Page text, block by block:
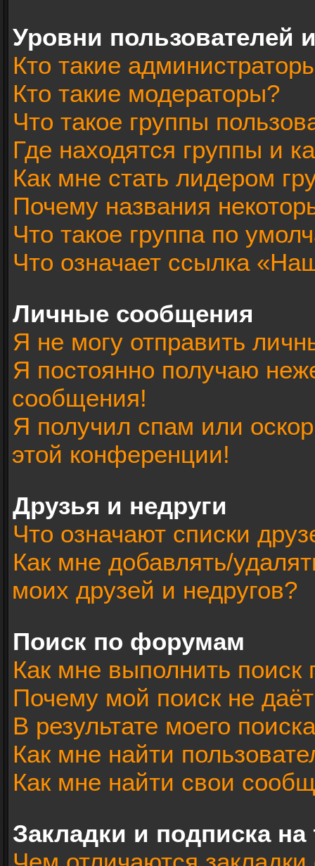
Уровни пользователей
Кто такие
Кто такие модераторы?
Что такое группы
Где находятся группы и
Как мне стать лидером
Почему названия
Что такое группа по
Что означает ссылка
Личные сообщения
Я не могу отправить
Я постоянно получаю
сообщения!
Я получил спам или
этой конференции!
Друзья и недруги
Что означают списки
Как мне добавлять/
моих друзей и недругов?
Поиск по форумам
Как мне выполнить
Почему мой поиск не даёт
В результате моего
Как мне найти
Как мне найти свои
Закладки и подписка